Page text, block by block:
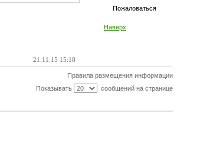
Пожаловаться
Наверх
21.11.15 15:18
Правила размещения информации
Показывать
сообщений на странице